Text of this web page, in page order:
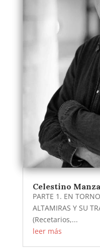
Celestino
PARTE 1. EN
ALTAMIRAS Y SU
(Recetarios,...
leer más